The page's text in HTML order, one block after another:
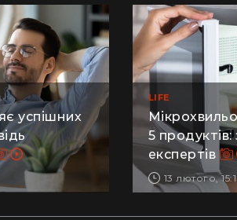
успішних
LIFE
5
експертів
13 лютого,